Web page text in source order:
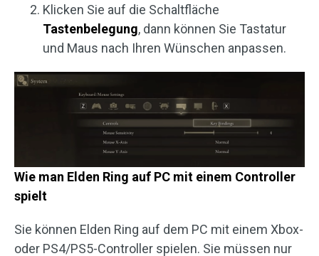
Klicken Sie auf die Schaltfläche
Tastenbelegung, dann können Sie Tastatur
und Maus nach Ihren Wünschen anpassen.
Wie man Elden Ring auf PC mit einem Controller
spielt
Sie können Elden Ring auf dem PC mit einem Xbox-
oder PS4/PS5-Controller spielen. Sie müssen nur